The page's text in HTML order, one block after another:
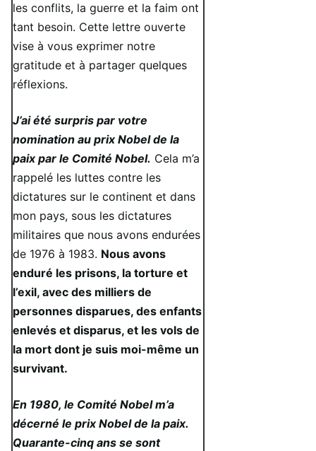
les conflits, la guerre et la faim ont
tant besoin. Cette lettre ouverte
vise à vous exprimer notre
gratitude et à partager quelques
réflexions.
J’ai été surpris par votre
nomination au prix Nobel de la
paix par le Comité Nobel. Cela m’a
rappelé les luttes contre les
dictatures sur le continent et dans
mon pays, sous les dictatures
militaires que nous avons endurées
de 1976 à 1983. Nous avons
enduré les prisons, la torture et
l’exil, avec des milliers de
personnes disparues, des enfants
enlevés et disparus, et les vols de
la mort dont je suis moi-même un
survivant.
En 1980, le Comité Nobel m’a
décerné le prix Nobel de la paix.
Quarante-cinq ans se sont